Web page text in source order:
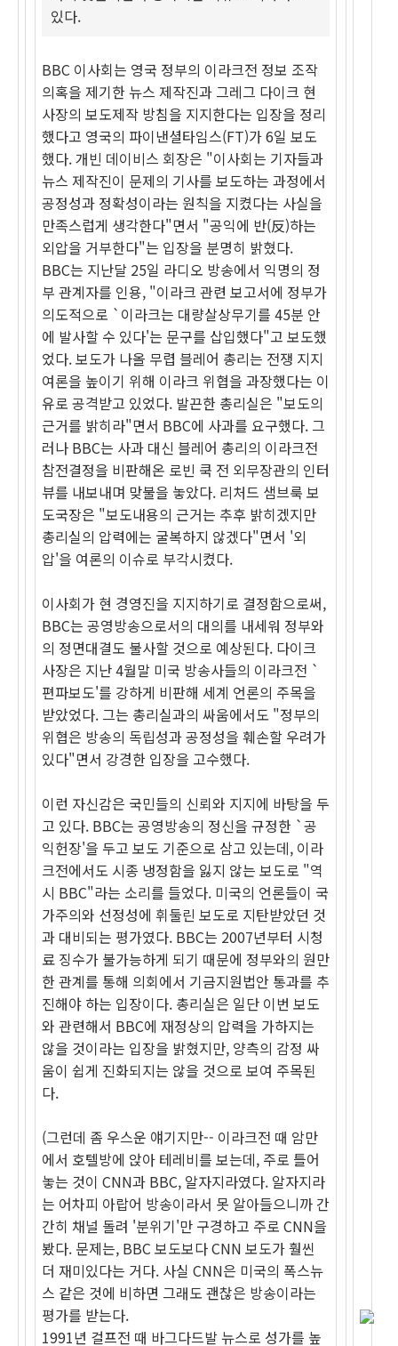
있다.
BBC 이사회는 영국 정부의 이라크전 정보 조작
의혹을 제기한 뉴스 제작진과 그레그 다이크 현
사장의 보도제작 방침을 지지한다는 입장을 정리
했다고 영국의 파이낸셜타임스(FT)가 6일 보도
했다. 개빈 데이비스 회장은 "이사회는 기자들과
뉴스 제작진이 문제의 기사를 보도하는 과정에서
공정성과 정확성이라는 원칙을 지켰다는 사실을
만족스럽게 생각한다"면서 "공익에 반(反)하는
외압을 거부한다"는 입장을 분명히 밝혔다.
BBC는 지난달 25일 라디오 방송에서 익명의 정
부 관계자를 인용, "이라크 관련 보고서에 정부가
의도적으로 `이라크는 대량살상무기를 45분 안
에 발사할 수 있다'는 문구를 삽입했다"고 보도했
었다. 보도가 나올 무렵 블레어 총리는 전쟁 지지
여론을 높이기 위해 이라크 위협을 과장했다는 이
유로 공격받고 있었다. 발끈한 총리실은 "보도의
근거를 밝히라"면서 BBC에 사과를 요구했다. 그
러나 BBC는 사과 대신 블레어 총리의 이라크전
참전결정을 비판해온 로빈 쿡 전 외무장관의 인터
뷰를 내보내며 맞불을 놓았다. 리처드 샘브룩 보
도국장은 "보도내용의 근거는 추후 밝히겠지만
총리실의 압력에는 굴복하지 않겠다"면서 '외
압'을 여론의 이슈로 부각시켰다.
이사회가 현 경영진을 지지하기로 결정함으로써,
BBC는 공영방송으로서의 대의를 내세워 정부와
의 정면대결도 불사할 것으로 예상된다. 다이크
사장은 지난 4월말 미국 방송사들의 이라크전 `
편파보도'를 강하게 비판해 세계 언론의 주목을
받았었다. 그는 총리실과의 싸움에서도 "정부의
위협은 방송의 독립성과 공정성을 훼손할 우려가
있다"면서 강경한 입장을 고수했다.
이런 자신감은 국민들의 신뢰와 지지에 바탕을 두
고 있다. BBC는 공영방송의 정신을 규정한 `공
익헌장'을 두고 보도 기준으로 삼고 있는데, 이라
크전에서도 시종 냉정함을 잃지 않는 보도로 "역
시 BBC"라는 소리를 들었다. 미국의 언론들이 국
가주의와 선정성에 휘둘린 보도로 지탄받았던 것
과 대비되는 평가였다. BBC는 2007년부터 시청
료 징수가 불가능하게 되기 때문에 정부와의 원만
한 관계를 통해 의회에서 기금지원법안 통과를 추
진해야 하는 입장이다. 총리실은 일단 이번 보도
와 관련해서 BBC에 재정상의 압력을 가하지는
않을 것이라는 입장을 밝혔지만, 양측의 감정 싸
움이 쉽게 진화되지는 않을 것으로 보여 주목된
다.
(그런데 좀 우스운 얘기지만-- 이라크전 때 암만
에서 호텔방에 앉아 테레비를 보는데, 주로 틀어
놓는 것이 CNN과 BBC, 알자지라였다. 알자지라
는 어차피 아랍어 방송이라서 못 알아들으니까 간
간히 채널 돌려 '분위기'만 구경하고 주로 CNN을
봤다. 문제는, BBC 보도보다 CNN 보도가 훨씬
더 재미있다는 거다. 사실 CNN은 미국의 폭스뉴
스 같은 것에 비하면 그래도 괜찮은 방송이라는
평가를 받는다.
1991년 걸프전 때 바그다드발 뉴스로 성가를 높